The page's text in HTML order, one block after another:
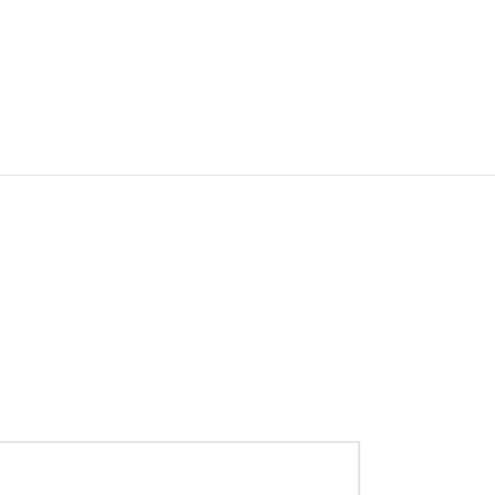
mališana
ponude, ali se ne podrazumeva da su u svakom